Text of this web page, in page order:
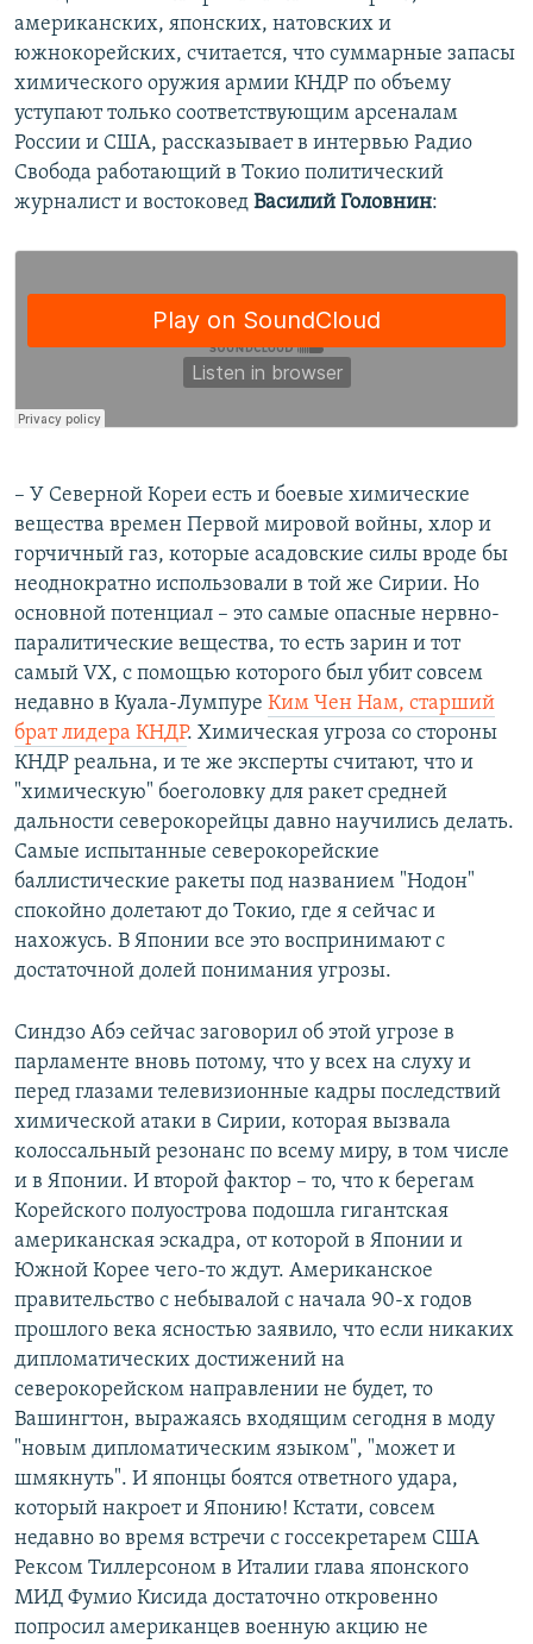
американских, японских, натовских и
южнокорейских, считается, что суммарные запасы
химического оружия армии КНДР по объему
уступают только соответствующим арсеналам
России и США, рассказывает в интервью Радио
Свобода работающий в Токио политический
журналист и востоковед Василий Головнин:
– У Северной Кореи есть и боевые химические
вещества времен Первой мировой войны, хлор и
горчичный газ, которые асадовские силы вроде бы
неоднократно использовали в той же Сирии. Но
основной потенциал – это самые опасные нервно-
паралитические вещества, то есть зарин и тот
самый VX, с помощью которого был убит совсем
недавно в Куала-Лумпуре Ким Чен Нам, старший
брат лидера КНДР. Химическая угроза со стороны
КНДР реальна, и те же эксперты считают, что и
"химическую" боеголовку для ракет средней
дальности северокорейцы давно научились делать.
Самые испытанные северокорейские
баллистические ракеты под названием "Нодон"
спокойно долетают до Токио, где я сейчас и
нахожусь. В Японии все это воспринимают с
достаточной долей понимания угрозы.
Синдзо Абэ сейчас заговорил об этой угрозе в
парламенте вновь потому, что у всех на слуху и
перед глазами телевизионные кадры последствий
химической атаки в Сирии, которая вызвала
колоссальный резонанс по всему миру, в том числе
и в Японии. И второй фактор – то, что к берегам
Корейского полуострова подошла гигантская
американская эскадра, от которой в Японии и
Южной Корее чего-то ждут. Американское
правительство с небывалой с начала 90-х годов
прошлого века ясностью заявило, что если никаких
дипломатических достижений на
северокорейском направлении не будет, то
Вашингтон, выражаясь входящим сегодня в моду
"новым дипломатическим языком", "может и
шмякнуть". И японцы боятся ответного удара,
который накроет и Японию! Кстати, совсем
недавно во время встречи с госсекретарем США
Рексом Тиллерсоном в Италии глава японского
МИД Фумио Кисида достаточно откровенно
попросил американцев военную акцию не